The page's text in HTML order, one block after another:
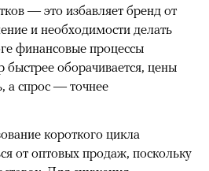
— это избавляет бренд от
и необходимости делать
финансовые процессы
быстрее оборачивается, цены
а спрос — точнее
короткого цикла
от оптовых продаж, поскольку